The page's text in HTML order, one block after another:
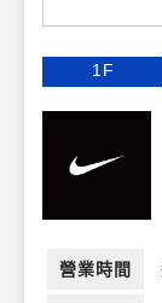
1F
營業時間